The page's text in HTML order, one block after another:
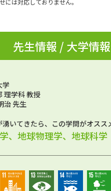
は対応しておりません。
先生情報 / 大学情報
学
理学科 教授
治 先生
湧いてきたら、この学問がオスス
、地球物理学、地球科学